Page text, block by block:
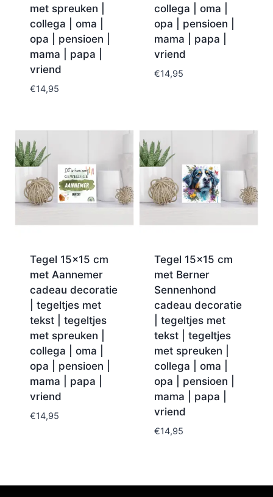
met spreuken |
collega | oma |
opa | pensioen |
mama | papa |
vriend
€14,95
collega | oma |
opa | pensioen |
mama | papa |
vriend
€14,95
Tegel 15×15 cm
met Aannemer
cadeau decoratie
| tegeltjes met
tekst | tegeltjes
met spreuken |
collega | oma |
opa | pensioen |
mama | papa |
vriend
€14,95
Tegel 15×15 cm
met Berner
Sennenhond
cadeau decoratie
| tegeltjes met
tekst | tegeltjes
met spreuken |
collega | oma |
opa | pensioen |
mama | papa |
vriend
€14,95